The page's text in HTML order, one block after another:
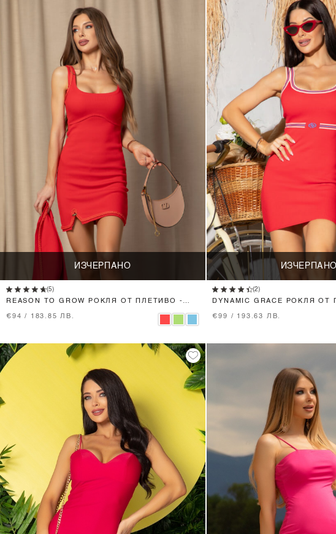
ИЗЧЕРПАНО
(5)
REASON TO GROW РОКЛЯ ОТ ПЛЕТИВО -
€94 / 183.85 ЛВ.
ИЗЧЕРПАНО
(2)
DYNAMIC GRACE РОКЛЯ ОТ
€99 / 193.63 ЛВ.